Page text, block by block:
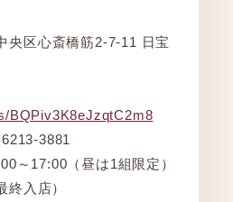
央区心斎橋筋2‐7‐11 日宝
BQPiv3K8eJzqtC2m8
6213-3881
～17:00（昼は1組限定）
終入店）